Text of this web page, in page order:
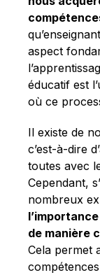
aspect
éducatif est
où ce
Il existe de
c’est-à-dire
toutes avec
Cependant,
nombreux
de manière
Cela permet